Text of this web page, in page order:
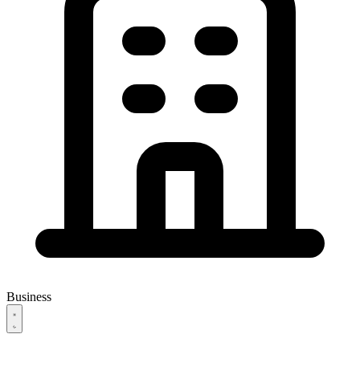
Business